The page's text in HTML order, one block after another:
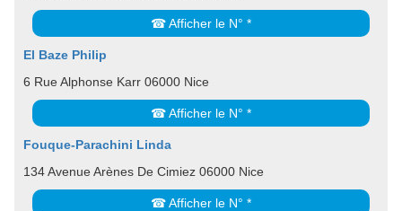
☎ Afficher le N° *
El Baze Philip
6 Rue Alphonse Karr 06000 Nice
☎ Afficher le N° *
Fouque-Parachini Linda
134 Avenue Arènes De Cimiez 06000 Nice
☎ Afficher le N° *